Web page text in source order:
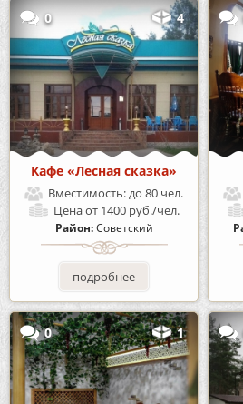
0 4
Кафе «Лесная сказка»
Вместимость:до 80 чел.
Ценаот 1400 руб./чел.
Район:Советский
подробнее
0 1